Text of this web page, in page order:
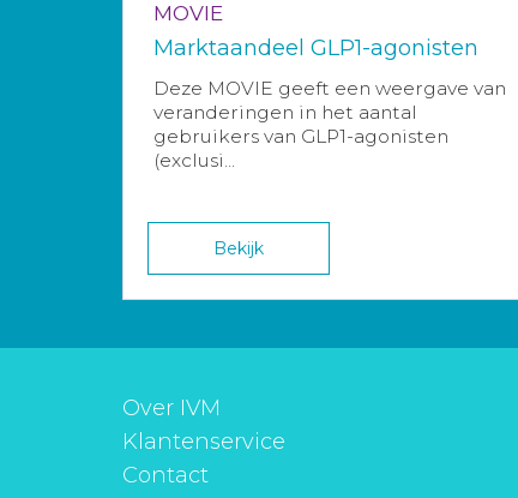
MOVIE
Marktaandeel GLP1-agonisten
Deze MOVIE geeft een weergave van
veranderingen in het aantal
gebruikers van GLP1-agonisten
(exclusi...
Bekijk
Over IVM
Klantenservice
Contact